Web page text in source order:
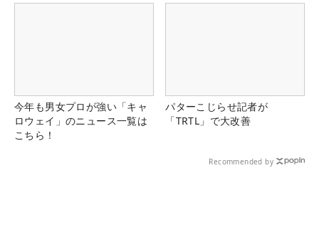
今年も男女プロが強い「キャ
ロウェイ」のニュース一覧は
こちら！
パターこじらせ記者が
「TRTL」で大改善
Recommended by